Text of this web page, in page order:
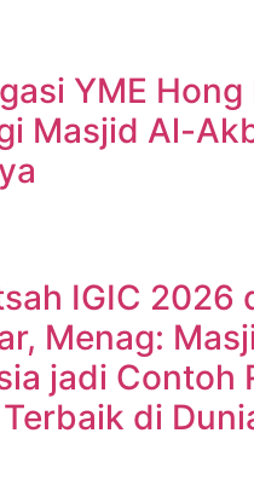
YME Hong
Masjid Al-
IGIC 2026
Menag:
jadi Contoh
di